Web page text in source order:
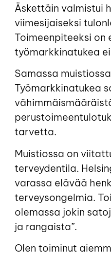
Äskettäin valmistui
viimesijaiseksi
Toimeenpiteeksi on
työmarkkinatukea
Samassa
Työmarkkinatukea
tarvetta.
Muistiossa on
terveydentila.
varassa elävää
terveysongelmia.
olemassa jokin
ja rangaista”.
Olen toiminut